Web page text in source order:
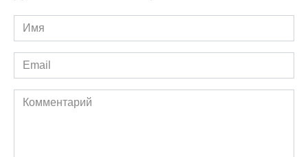
Имя
*
Email
*
Комментарий